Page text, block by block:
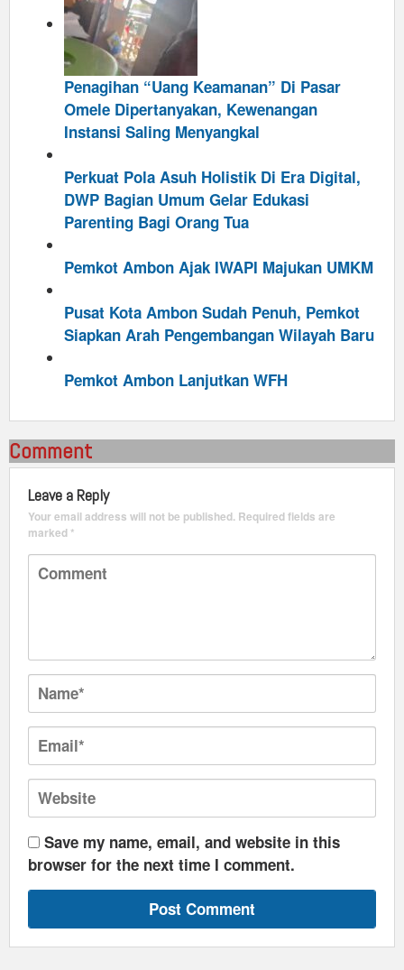
Penagihan “Uang Keamanan” Di Pasar
Omele Dipertanyakan, Kewenangan
Instansi Saling Menyangkal
Perkuat Pola Asuh Holistik Di Era Digital,
DWP Bagian Umum Gelar Edukasi
Parenting Bagi Orang Tua
Pemkot Ambon Ajak IWAPI Majukan UMKM
Pusat Kota Ambon Sudah Penuh, Pemkot
Siapkan Arah Pengembangan Wilayah Baru
Pemkot Ambon Lanjutkan WFH
Comment
Leave a Reply
Your email address will not be published. Required fields are
marked*
Save my name, email, and website in this
browser for the next time I comment.